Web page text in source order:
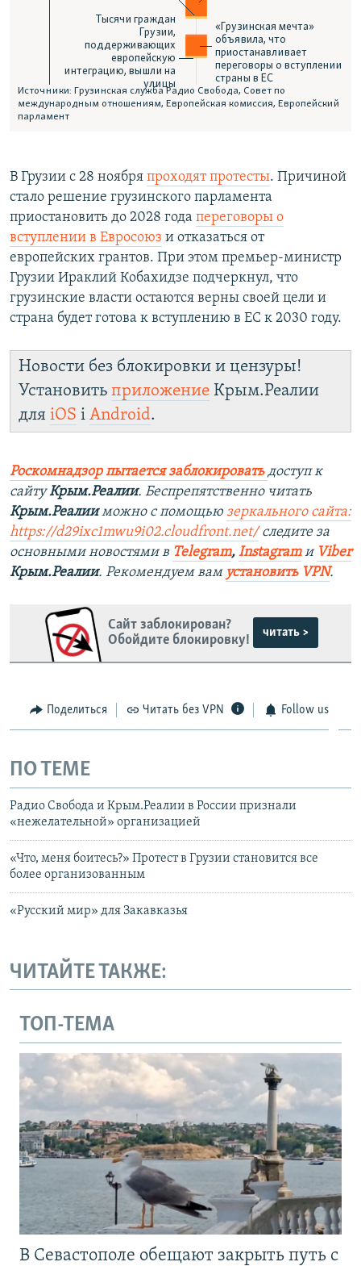
В Грузии с 28 ноября проходят протесты. Причиной
стало решение грузинского парламента
приостановить до 2028 года переговоры о
вступлении в Евросоюз и отказаться от
европейских грантов. При этом премьер-министр
Грузии Ираклий Кобахидзе подчеркнул, что
грузинские власти остаются верны своей цели и
страна будет готова к вступлению в ЕС к 2030 году.
Новости без блокировки и цензуры!
Установить приложение Крым.Реалии
для iOS і Android.
Роскомнадзор пытается заблокировать доступ к
сайтуКрым.Реалии. Беспрепятственно читать
Крым.Реалииможно с помощью зеркального сайта:
https://d29ixc1mwu9i02.cloudfront.net/ следите за
основными новостями в Telegram, Instagramи Viber
Крым.Реалии. Рекомендуем вам установить VPN.
Сайт заблокирован?
Обойдите блокировку!
читать >
Поделиться Читать без VPN Follow us
ПО ТЕМЕ
Радио Свобода и Крым.Реалии в России признали
«нежелательной» организацией
«Что, меня боитесь?» Протест в Грузии становится все
более организованным
«Русский мир» для Закавказья
ЧИТАЙТЕ ТАКЖЕ:
ТОП-ТЕМА
В Севастополе обещают закрыть путь с